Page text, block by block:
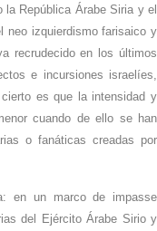
República Árabe Siria y el
neo izquierdismo farisaico y
recrudecido en los últimos
e incursiones israelíes,
es que la intensidad y
cuando de ello se han
o fanáticas creadas por
en un marco de impasse
del Ejército Árabe Sirio y